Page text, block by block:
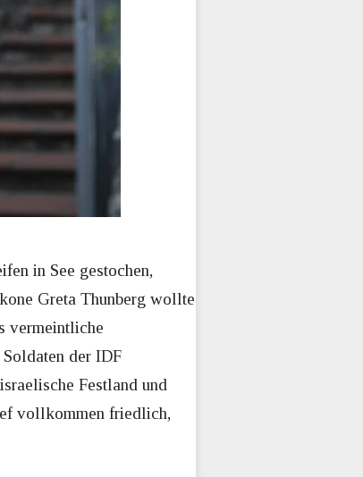
in See gestochen,
Greta Thunberg wollte
vermeintliche
der IDF
Festland und
vollkommen friedlich,